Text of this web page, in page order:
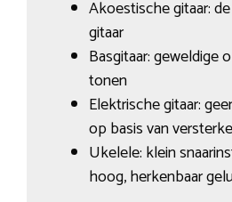
Akoestische gitaar:
gitaar
Basgitaar: geweldige
tonen
Elektrische gitaar:
op basis van
Ukelele: klein
hoog, herkenbaar